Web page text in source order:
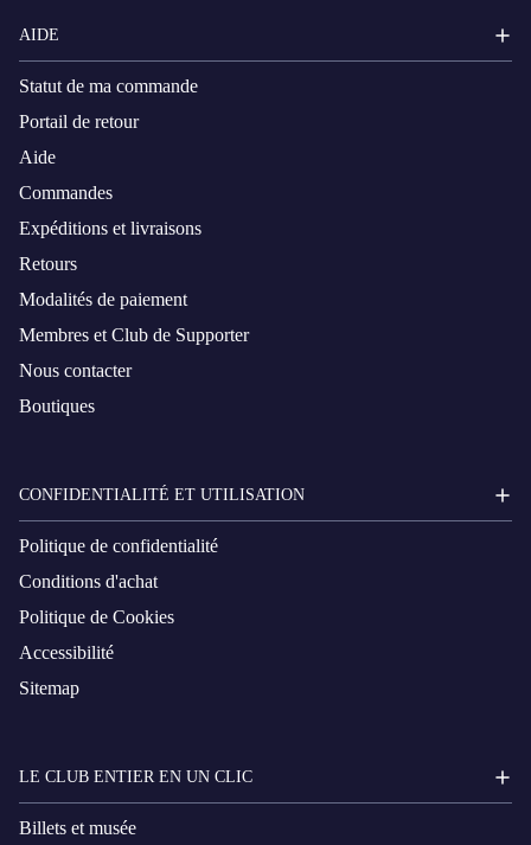
AIDE
Statut de ma commande
Portail de retour
Aide
Commandes
Expéditions et livraisons
Retours
Modalités de paiement
Membres et Club de Supporter
Nous contacter
Boutiques
CONFIDENTIALITÉ ET UTILISATION
Politique de confidentialité
Conditions d'achat
Politique de Cookies
Accessibilité
Sitemap
LE CLUB ENTIER EN UN CLIC
Billets et musée